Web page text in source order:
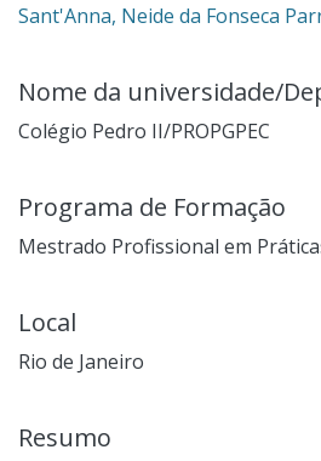
Sant'Anna, Neide da Fonseca
Nome da universidade/
Colégio Pedro II/PROPGPEC
Programa de Formação
Mestrado Profissional em
Local
Rio de Janeiro
Resumo